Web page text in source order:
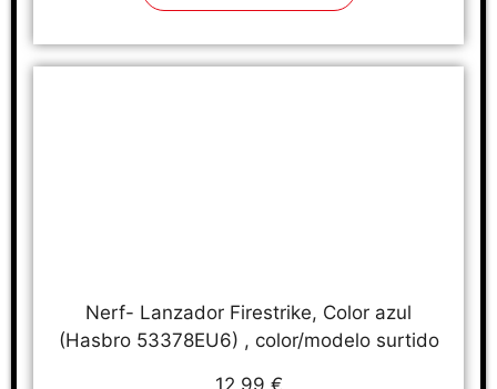
Nerf- Lanzador Firestrike, Color azul
(Hasbro 53378EU6) , color/modelo surtido